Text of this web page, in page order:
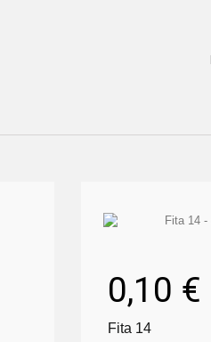
0,10 €
Fita 14